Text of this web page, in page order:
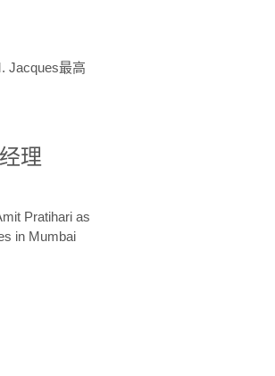
Jacques最高
理
Pratihari as
in Mumbai